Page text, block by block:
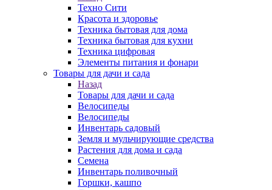
Техно Сити
Красота и здоровье
Техника бытовая для дома
Техника бытовая для кухни
Техника цифровая
Элементы питания и фонари
Товары для дачи и сада
Назад
Товары для дачи и сада
Велосипеды
Велосипеды
Инвентарь садовый
Земля и мульчирующие средства
Растения для дома и сада
Семена
Инвентарь поливочный
Горшки, кашпо